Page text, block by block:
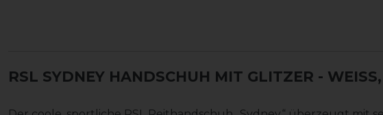
RSL SYDNEY HANDSCHUH MIT GLITZER -